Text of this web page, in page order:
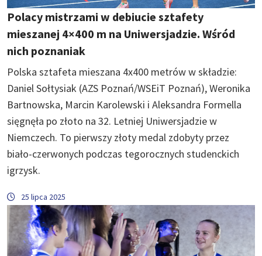
Polacy mistrzami w debiucie sztafety
mieszanej 4×400 m na Uniwersjadzie. Wśród
nich poznaniak
Polska sztafeta mieszana 4x400 metrów w składzie:
Daniel Sołtysiak (AZS Poznań/WSEiT Poznań), Weronika
Bartnowska, Marcin Karolewski i Aleksandra Formella
sięgnęła po złoto na 32. Letniej Uniwersjadzie w
Niemczech. To pierwszy złoty medal zdobyty przez
biało-czerwonych podczas tegorocznych studenckich
igrzysk.
25 lipca 2025